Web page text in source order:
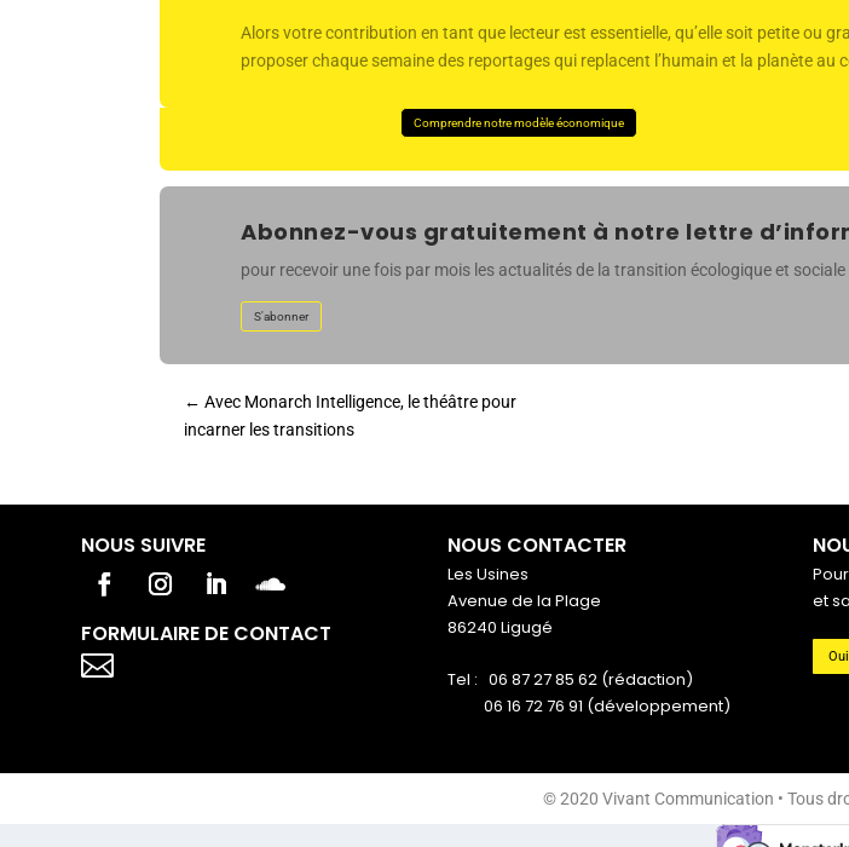
Alors votre contribution en tant que lecteur est essentielle, qu’elle soit petite ou
proposer chaque semaine des reportages qui replacent l’humain et la planète au
Comprendre notre modèle économique
Abonnez-vous gratuitement à notre lettre
pour recevoir une fois par mois les actualités de la transition écologique et sociale
S'abonner
← Avec Monarch Intelligence, le théâtre pour
incarner les transitions
NOUS SUIVRE
FORMULAIRE DE CONTACT

NOUS CONTACTER
Les Usines
Avenue de la Plage
86240 Ligugé
Tel : 06 87 27 85 62 (rédaction)
06 16 72 76 91 (développement)
et
© 2020 Vivant Communication • Tous